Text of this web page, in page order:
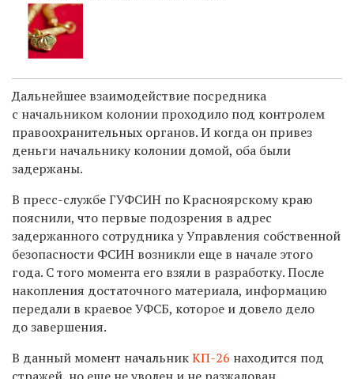
Дальнейшее взаимодействие посредника
с начальником колонии проходило под контролем
правоохранительных органов. И когда он привез
деньги начальнику колонии домой, оба были
задержаны.
В пресс-службе ГУФСИН по Красноярскому краю
пояснили, что первые подозрения в адрес
задержанного сотрудника у Управления собственной
безопасности ФСИН возникли еще в начале этого
года. С того момента его взяли в разработку. После
накопления достаточного материала, информацию
передали в краевое УФСБ, которое и довело дело
до завершения.
В данный момент начальникКП-26 находится под
стражей, но еще не уволен и не разжалован.